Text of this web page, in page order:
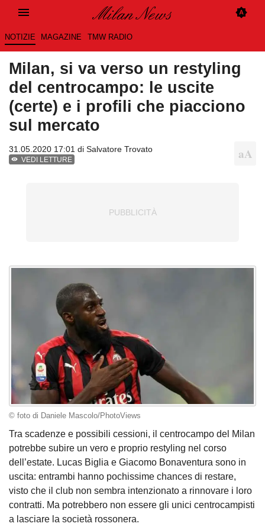
NOTIZIE MAGAZINE TMW RADIO
Milan, si va verso un restyling
del centrocampo: le uscite
(certe) e i profili che piacciono
sul mercato
31.05.2020 17:01 di Salvatore Trovato
VEDI LETTURE
© foto di Daniele Mascolo/PhotoViews
Tra scadenze e possibili cessioni, il centrocampo del Milan
potrebbe subire un vero e proprio restyling nel corso
dell’estate. Lucas Biglia e Giacomo Bonaventura sono in
uscita: entrambi hanno pochissime chances di restare,
visto che il club non sembra intenzionato a rinnovare i loro
contratti. Ma potrebbero non essere gli unici centrocampisti
a lasciare la società rossonera.